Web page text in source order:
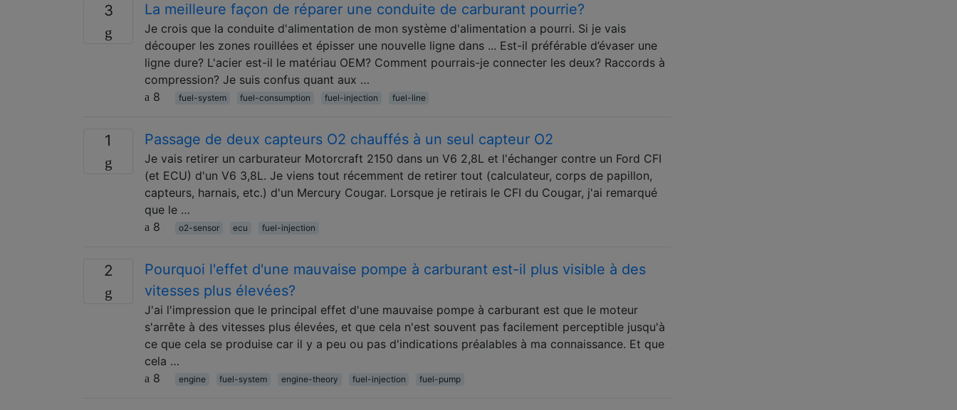
3 La meilleure façon de réparer une conduite de carburant pourrie?
Je crois que la conduite d'alimentation de mon système d'alimentation a pourri. Si je vais
découper les zones rouillées et épisser une nouvelle ligne dans ... Est-il préférable d’évaser une
ligne dure? L'acier est-il le matériau OEM? Comment pourrais-je connecter les deux? Raccords à
compression? Je suis confus quant aux …
8
fuel-system fuel-consumption fuel-injection fuel-line
1 Passage de deux capteurs O2 chauffés à un seul capteur O2
Je vais retirer un carburateur Motorcraft 2150 dans un V6 2,8L et l'échanger contre un Ford CFI
(et ECU) d'un V6 3,8L. Je viens tout récemment de retirer tout (calculateur, corps de papillon,
capteurs, harnais, etc.) d'un Mercury Cougar. Lorsque je retirais le CFI du Cougar, j'ai remarqué
que le …
8
o2-sensor ecu fuel-injection
2
Pourquoi l'effet d'une mauvaise pompe à carburant est-il plus visible à des
vitesses plus élevées?
J'ai l'impression que le principal effet d'une mauvaise pompe à carburant est que le moteur
s'arrête à des vitesses plus élevées, et que cela n'est souvent pas facilement perceptible jusqu'à
ce que cela se produise car il y a peu ou pas d'indications préalables à ma connaissance. Et que
cela …
8
engine fuel-system engine-theory fuel-injection fuel-pump